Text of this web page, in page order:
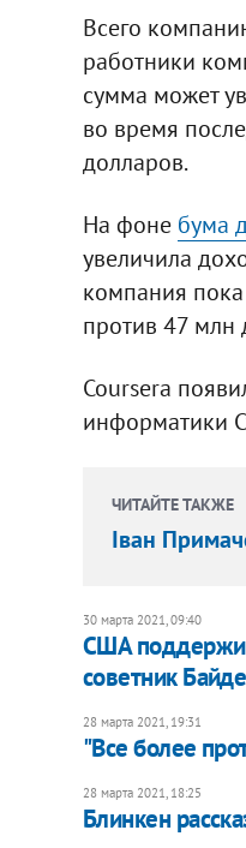
Всего
работники
сумма может
во время
долларов.
На фоне бума
увеличила
компания
против 47 млн
Coursera
информатики
ЧИТАЙТЕ ТАКЖЕ
Іван
30 марта 2021, 09:40
США
советник
28 марта 2021, 19:31
"Все более
28 марта 2021, 18:25
Блинкен